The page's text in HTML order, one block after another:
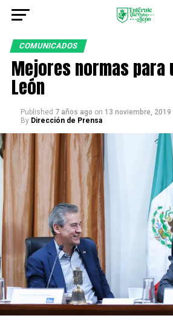
COMUNICADOS
Mejores normas para
León
Published 7 años ago on 13 noviembre, 2019
By Dirección de Prensa